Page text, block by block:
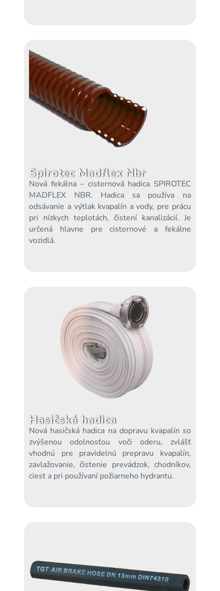
Spirotec Madflex Nbr
Nová fekálna – cisternová hadica SPIROTEC
MADFLEX NBR. Hadica sa používa na
odsávanie a výtlak kvapalín a vody, pre prácu
pri nízkych teplotách, čistení kanalizácií. Je
určená hlavne pre cisternové a fekálne
vozidlá.
Hasičská hadica
Nová hasičská hadica na dopravu kvapalín so
zvýšenou odolnosťou voči oderu, zvlášť
vhodnú pre pravidelnú prepravu kvapalín,
zavlažovanie, čistenie prevádzok, chodníkov,
ciest a pri používaní požiarneho hydrantu.